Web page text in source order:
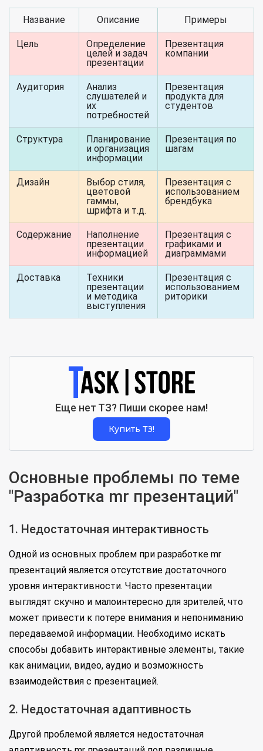
Название Описание Примеры
Цель
Определение
целей и задач
презентации
Презентация
компании
Аудитория
Анализ
слушателей и
их
потребностей
Презентация
продукта для
студентов
Структура
Планирование
и организация
информации
Презентация по
шагам
Дизайн
Выбор стиля,
цветовой
гаммы,
шрифта и т.д.
Презентация с
использованием
брендбука
Содержание
Наполнение
презентации
информацией
Презентация с
графиками и
диаграммами
Доставка
Техники
презентации
и методика
выступления
Презентация с
использованием
риторики
Еще нет ТЗ? Пиши скорее нам!
Купить ТЗ!
Основные проблемы по теме
"Разработка mr презентаций"
1. Недостаточная интерактивность
Одной из основных проблем при разработке mr
презентаций является отсутствие достаточного
уровня интерактивности. Часто презентации
выглядят скучно и малоинтересно для зрителей, что
может привести к потере внимания и непониманию
передаваемой информации. Необходимо искать
способы добавить интерактивные элементы, такие
как анимации, видео, аудио и возможность
взаимодействия с презентацией.
2. Недостаточная адаптивность
Другой проблемой является недостаточная